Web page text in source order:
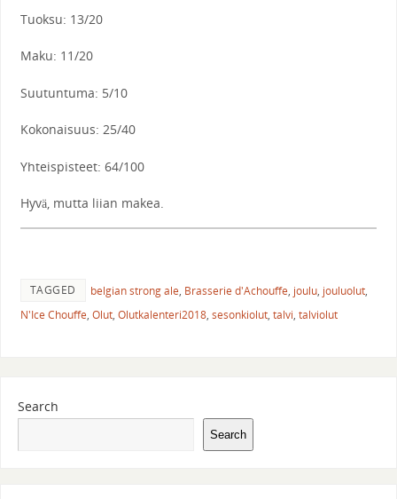
Tuoksu: 13/20
Maku: 11/20
Suutuntuma: 5/10
Kokonaisuus: 25/40
Yhteispisteet: 64/100
Hyvä, mutta liian makea.
TAGGED belgian strong ale, Brasserie d'Achouffe, joulu, jouluolut,
N'Ice Chouffe, Olut, Olutkalenteri2018, sesonkiolut, talvi, talviolut
Search
Search